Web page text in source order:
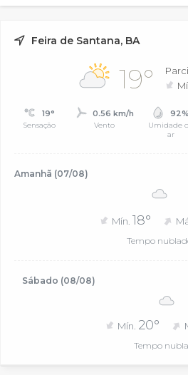
Feira de Santana, BA
19°
19°
Sensação
0.56 km/h
Vento
92%
Umidade
ar
Amanhã (07/08)
Mín. 18°
Tempo
Sábado (08/08)
Mín. 20°
Tempo